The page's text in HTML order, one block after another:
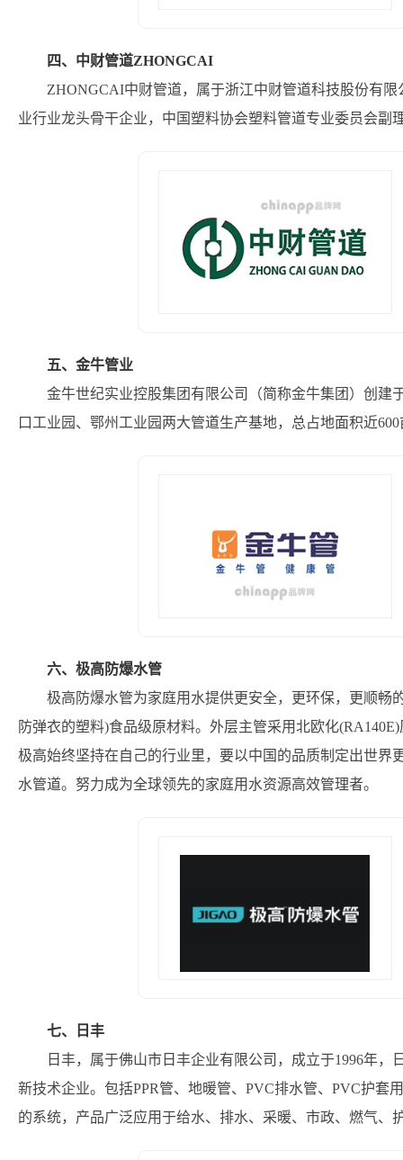
四、中财管道ZHONGCAI
ZHONGCAI中财管道，属于浙江中财管道科技股份有
业行业龙头骨干企业，中国塑料协会塑料管道专业委员会副
五、金牛管业
金牛世纪实业控股集团有限公司（简称金牛集团）创建
口工业园、鄂州工业园两大管道生产基地，总占地面积近600
六、极高防爆水管
极高防爆水管为家庭用水提供更安全，更环保，更顺畅
防弹衣的塑料)食品级原材料。外层主管采用北欧化
极高始终坚持在自己的行业里，要以中国的品质制定出世界
水管道。努力成为全球领先的家庭用水资源高效管理者。
七、日丰
日丰，属于佛山市日丰企业有限公司，成立于1996年
新技术企业。包括PPR管、地暖管、PVC排水管、PVC护套
的系统，产品广泛应用于给水、排水、采暖、市政、燃气、